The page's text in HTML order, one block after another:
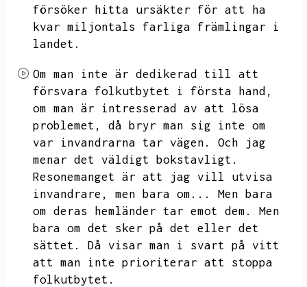
försöker hitta ursäkter för att ha
kvar miljontals farliga främlingar i
landet.
Om man inte är dedikerad till att
försvara folkutbytet i första hand,
om man är intresserad av att lösa
problemet,
då bryr man sig inte om
var invandrarna tar vägen.
Och jag
menar det väldigt bokstavligt.
Resonemanget är att jag vill utvisa
invandrare,
men bara om...
Men bara
om deras hemländer tar emot dem.
Men
bara om det sker på det eller det
sättet.
Då visar man i svart på vitt
att man inte prioriterar att stoppa
folkutbytet.